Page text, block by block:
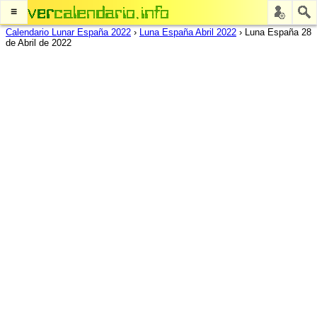
≡
Calendario Lunar España 2022 › Luna España Abril 2022 › Luna España 28
de Abril de 2022